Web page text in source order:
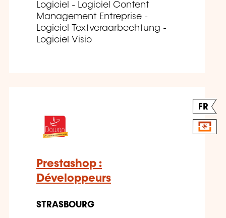
Logiciel - Logiciel Content
Management Entreprise -
Logiciel Textveraarbechtung -
Logiciel Visio
FR
Prestashop :
Développeurs
STRASBOURG